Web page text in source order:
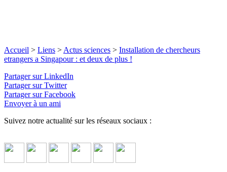
Accueil > Liens > Actus sciences > Installation de chercheurs
etrangers a Singapour : et deux de plus !
Partager sur LinkedIn
Partager sur Twitter
Partager sur Facebook
Envoyer à un ami
Suivez notre actualité sur les réseaux sociaux :